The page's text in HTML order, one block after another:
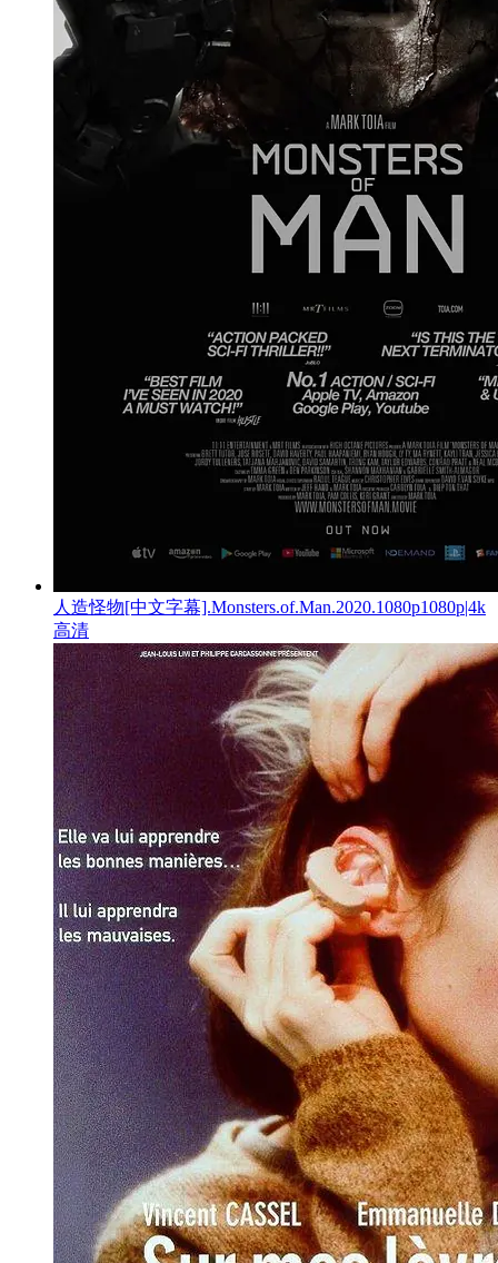
人造怪物[中文字幕].Monsters.of.Man.2020.1080p1080p|4k
高清